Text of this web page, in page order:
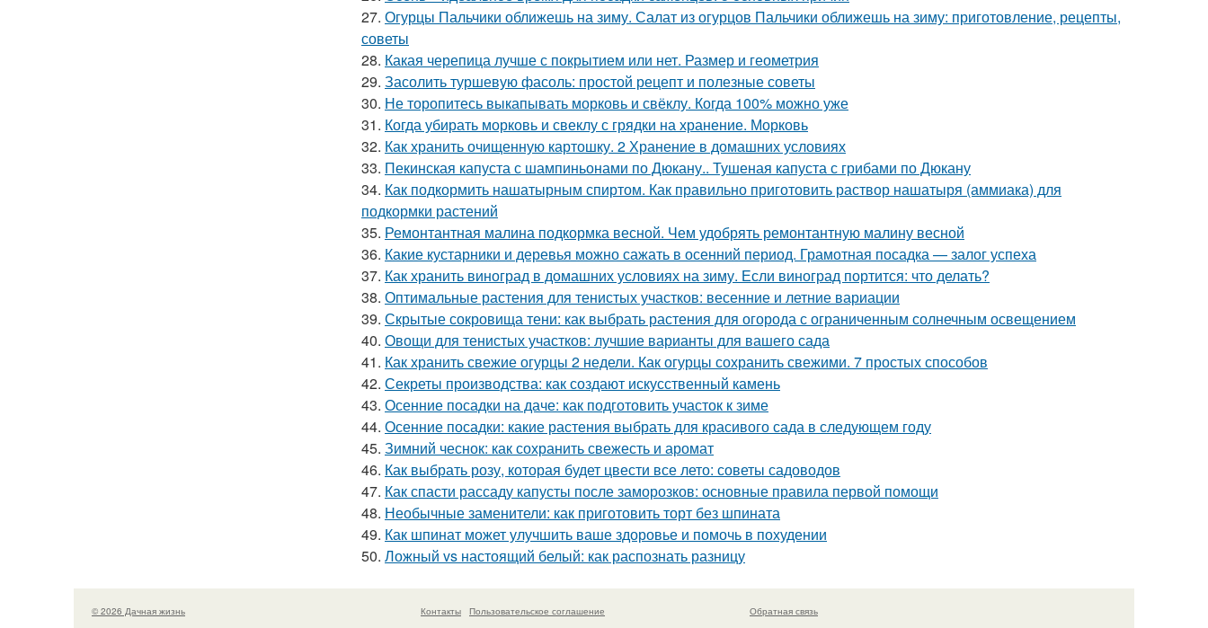
27. Огурцы Пальчики оближешь на зиму. Салат из огурцов Пальчики оближешь на зиму: приготовление, рецепты,
советы
28. Какая черепица лучше с покрытием или нет. Размер и геометрия
29. Засолить туршевую фасоль: простой рецепт и полезные советы
30. Не торопитесь выкапывать морковь и свёклу. Когда 100% можно уже
31. Когда убирать морковь и свеклу с грядки на хранение. Морковь
32. Как хранить очищенную картошку. 2 Хранение в домашних условиях
33. Пекинская капуста с шампиньонами по Дюкану.. Тушеная капуста с грибами по Дюкану
34. Как подкормить нашатырным спиртом. Как правильно приготовить раствор нашатыря (аммиака) для
подкормки растений
35. Ремонтантная малина подкормка весной. Чем удобрять ремонтантную малину весной
36. Какие кустарники и деревья можно сажать в осенний период. Грамотная посадка — залог успеха
37. Как хранить виноград в домашних условиях на зиму. Если виноград портится: что делать?
38. Оптимальные растения для тенистых участков: весенние и летние вариации
39. Скрытые сокровища тени: как выбрать растения для огорода с ограниченным солнечным освещением
40. Овощи для тенистых участков: лучшие варианты для вашего сада
41. Как хранить свежие огурцы 2 недели. Как огурцы сохранить свежими. 7 простых способов
42. Секреты производства: как создают искусственный камень
43. Осенние посадки на даче: как подготовить участок к зиме
44. Осенние посадки: какие растения выбрать для красивого сада в следующем году
45. Зимний чеснок: как сохранить свежесть и аромат
46. Как выбрать розу, которая будет цвести все лето: советы садоводов
47. Как спасти рассаду капусты после заморозков: основные правила первой помощи
48. Необычные заменители: как приготовить торт без шпината
49. Как шпинат может улучшить ваше здоровье и помочь в похудении
50. Ложный vs настоящий белый: как распознать разницу
© 2026 Дачная жизнь Контакты
Пользовательское соглашение
Обратная связь